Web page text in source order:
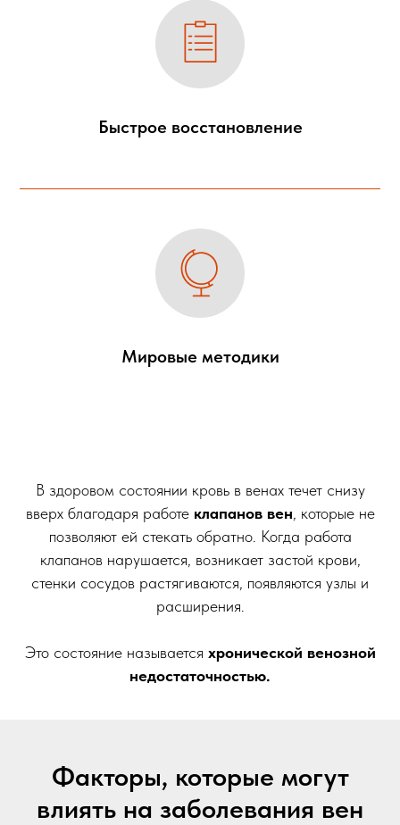
Быстрое восстановление
Мировые методики
В здоровом состоянии кровь в венах течет снизу
вверх благодаря работе клапанов вен, которые не
позволяют ей стекать обратно. Когда работа
клапанов нарушается, возникает застой крови,
стенки сосудов растягиваются, появляются узлы и
расширения.
Это состояние называется хронической венозной
недостаточностью.
Факторы, которые могут
влиять на заболевания вен